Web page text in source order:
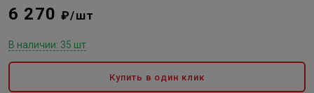
6 270₽/шт
В наличии: 35 шт
Купить в один клик